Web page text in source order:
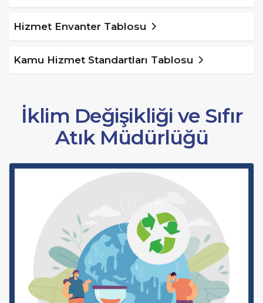
Hizmet Envanter Tablosu
Kamu Hizmet Standartları Tablosu
İklim Değişikliği ve Sıfır
Atık Müdürlüğü